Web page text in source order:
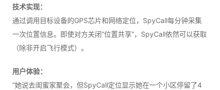
技术实现：
通过调用目标设备的GPS芯片和网络定位，SpyCall每分钟采集
一次位置信息。即使对方关闭“位置共享”，SpyCall依然可以获取
（除非开启飞行模式）。
用户体验：
“她说去闺蜜家聚会，但SpyCall定位显示她在一个小区停留了4